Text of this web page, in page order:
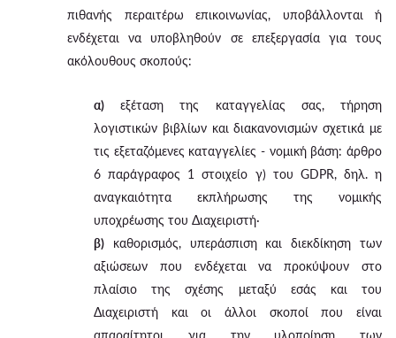
πιθανής περαιτέρω επικοινωνίας, υποβάλλονται ή
ενδέχεται να υποβληθούν σε επεξεργασία για τους
ακόλουθους σκοπούς:
α) εξέταση της καταγγελίας σας, τήρηση
λογιστικών βιβλίων και διακανονισμών σχετικά με
τις εξεταζόμενες καταγγελίες - νομική βάση: άρθρο
6 παράγραφος 1 στοιχείο γ) του GDPR, δηλ. η
αναγκαιότητα εκπλήρωσης της νομικής
υποχρέωσης του Διαχειριστή·
β) καθορισμός, υπεράσπιση και διεκδίκηση των
αξιώσεων που ενδέχεται να προκύψουν στο
πλαίσιο της σχέσης μεταξύ εσάς και του
Διαχειριστή και οι άλλοι σκοποί που είναι
απαραίτητοι για την υλοποίηση των